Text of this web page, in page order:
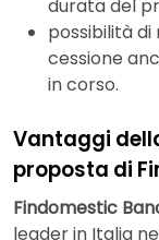
durata del
possibilità
cessione
in corso.
Vantaggi
proposta di
Findomestic
leader in Italia